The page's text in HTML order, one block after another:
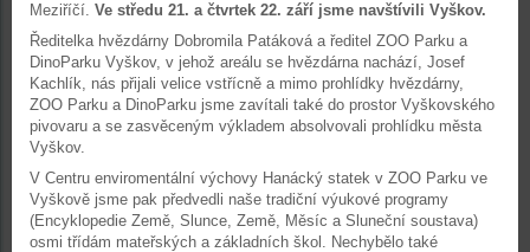
Meziříčí. Ve středu 21. a čtvrtek 22. září jsme navštívili Vyškov.
Ředitelka hvězdárny Dobromila Patáková a ředitel ZOO Parku a
DinoParku Vyškov, v jehož areálu se hvězdárna nachází, Josef
Kachlík, nás přijali velice vstřícně a mimo prohlídky hvězdárny,
ZOO Parku a DinoParku jsme zavítali také do prostor Vyškovského
pivovaru a se zasvěceným výkladem absolvovali prohlídku města
Vyškov.
V Centru enviromentální výchovy Hanácký statek v ZOO Parku ve
Vyškově jsme pak předvedli naše tradiční výukové programy
(Encyklopedie Země, Slunce, Země, Měsíc a Sluneční soustava)
osmi třídám mateřských a základních škol. Nechybělo také